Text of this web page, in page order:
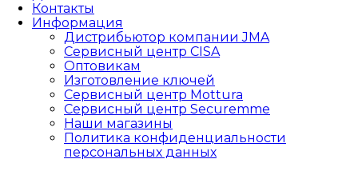
Контакты
Информация
Дистрибьютор компании JMA
Сервисный центр CISA
Оптовикам
Изготовление ключей
Сервисный центр Mottura
Сервисный центр Securemme
Наши магазины
Политика конфиденциальности
персональных данных